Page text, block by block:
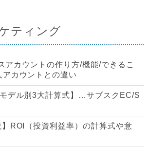
ティング
アカウントの作り方/機能/できるこ
カウントとの違い
デル別3大計算式】…サブスクEC/S
】ROI（投資利益率）の計算式や意